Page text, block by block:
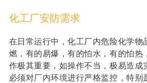
化工厂安防需求
在日常运行中，化工厂内危险化学物
燃，有的易爆，有的怕水，有的怕热
作极其重要，如操作不当，极易造成
必须对厂内环境进行严格监控，特别